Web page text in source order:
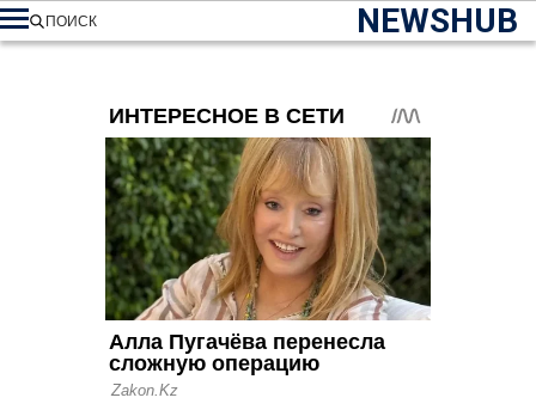
NEWSHUB
ПОИСК